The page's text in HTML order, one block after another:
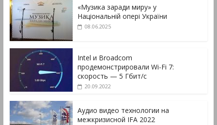
«Музика заради миру» у
Національній опері України
08.06.2025
Intel и Broadcom
продемонстрировали Wi-Fi 7:
скорость — 5 Гбит/с
20.09.2022
Аудио видео технологии на
межкризисной IFA 2022